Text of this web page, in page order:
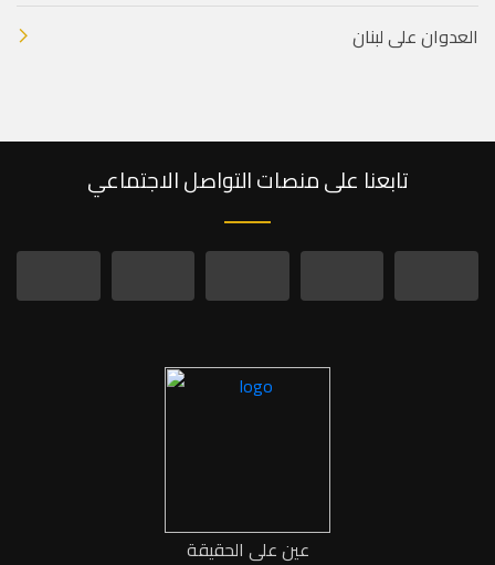
العدوان على لبنان
تابعنا على منصات التواصل الاجتماعي
عين على الحقيقة